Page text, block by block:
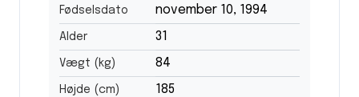
Fødselsdato november 10, 1994
Alder 31
Vægt (kg) 84
Højde (cm) 185